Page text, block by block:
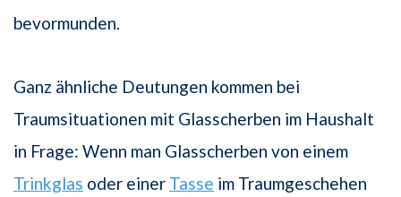
bevormunden.
Ganz ähnliche Deutungen kommen bei
Traumsituationen mit Glasscherben im Haushalt
in Frage: Wenn man Glasscherben von einem
Trinkglas oder einer Tasse im Traumgeschehen